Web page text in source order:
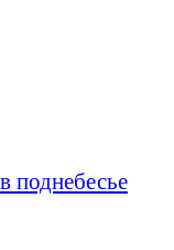
поднебесье